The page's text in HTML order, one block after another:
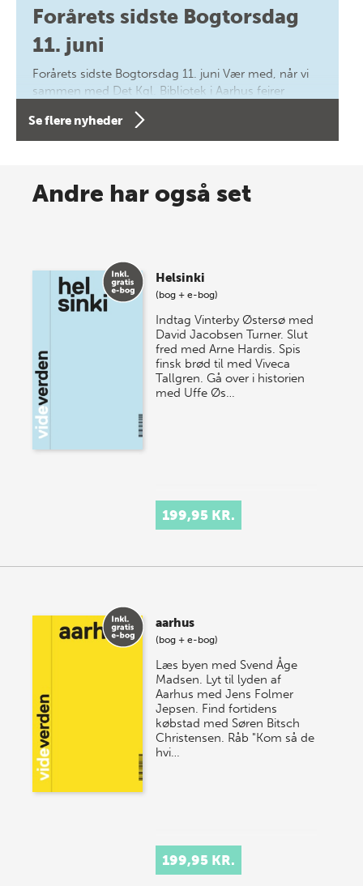
Forårets sidste Bogtorsdag
11. juni
Forårets sidste Bogtorsdag 11. juni Vær med, når vi
sammen med Det Kgl. Bibliotek i Aarhus fejrer
forfatterne bag vores nyes…
Spar op til 70% til sommer-
store sommer-lagersalg, så sæt kryds i kalenderen
onsdag den 10. j…
Se flere nyheder
Andre har også set
Helsinki
(bog + e-bog)
Indtag Vinterby Østersø med
David Jacobsen Turner. Slut
fred med Arne Hardis. Spis
finsk brød til med Viveca
Tallgren. Gå over i historien
med Uffe Øs…
199,95 KR.
aarhus
(bog + e-bog)
Læs byen med Svend Åge
Madsen. Lyt til lyden af
Aarhus med Jens Folmer
Jepsen. Find fortidens
købstad med Søren Bitsch
Christensen. Råb "Kom så de
hvi…
199,95 KR.